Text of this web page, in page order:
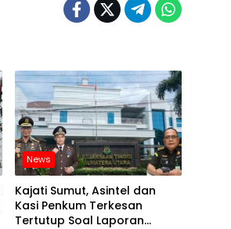
News
Kajati Sumut, Asintel dan
Kasi Penkum Terkesan
Tertutup Soal Laporan